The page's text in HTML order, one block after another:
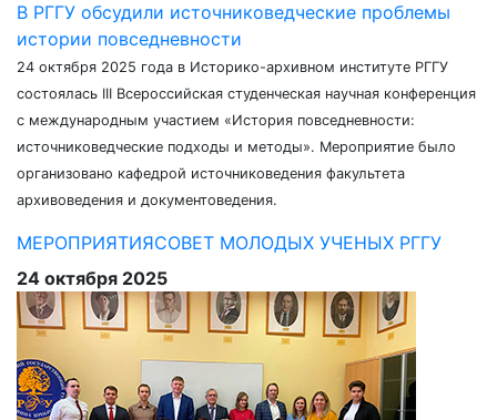
В РГГУ обсудили источниковедческие проблемы
истории повседневности
24 октября 2025 года в Историко-архивном институте РГГУ
состоялась III Всероссийская студенческая научная конференция
с международным участием «История повседневности:
источниковедческие подходы и методы». Мероприятие было
организовано кафедрой источниковедения факультета
архивоведения и документоведения.
МЕРОПРИЯТИЯСОВЕТ МОЛОДЫХ УЧЕНЫХ РГГУ
24 октября 2025